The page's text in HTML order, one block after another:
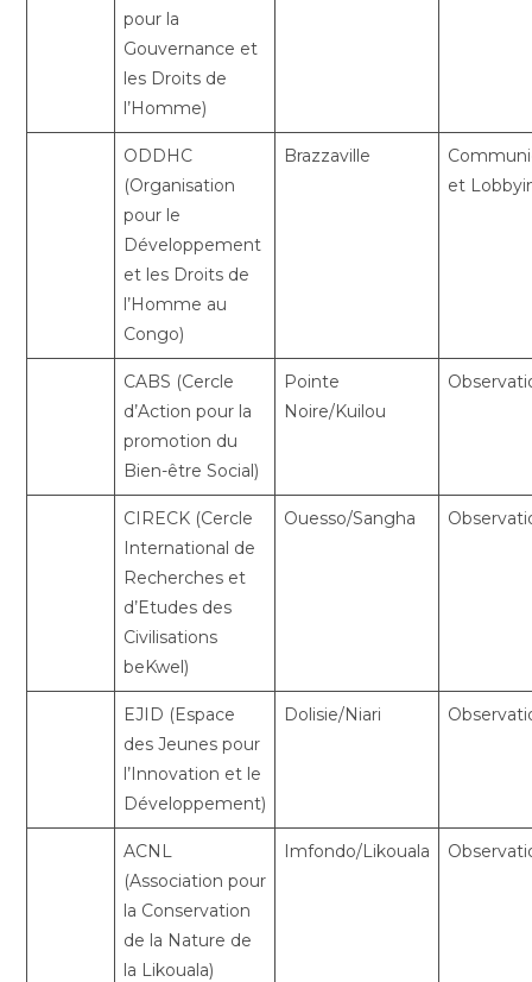
pour la
Gouvernance et
les Droits de
l’Homme)
ODDHC
(Organisation
pour le
Développement
et les Droits de
l’Homme au
Congo)
Brazzaville
et
CABS (Cercle
d’Action pour la
promotion du
Bien-être Social)
Pointe
Noire/Kuilou
CIRECK (Cercle
International de
Recherches et
d’Etudes des
Civilisations
beKwel)
Ouesso/Sangha
EJID (Espace
des Jeunes pour
l’Innovation et le
Développement)
Dolisie/Niari
ACNL
(Association pour
la Conservation
de la Nature de
la Likouala)
Imfondo/Likouala